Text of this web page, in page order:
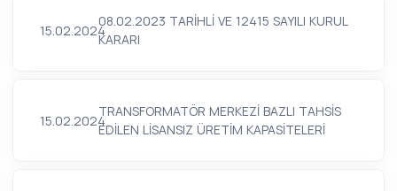
15.02.2024
08.02.2023 TARİHLİ VE 12415 SAYILI KURUL
KARARI
15.02.2024
TRANSFORMATÖR MERKEZİ BAZLI TAHSİS
EDİLEN LİSANSIZ ÜRETİM KAPASİTELERİ